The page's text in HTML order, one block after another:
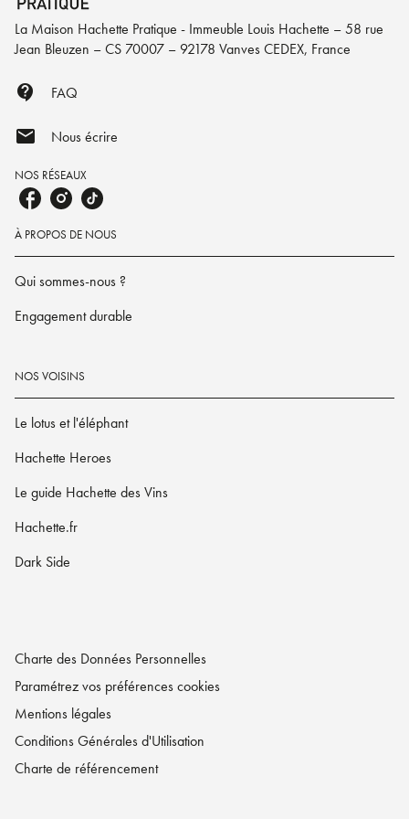
La Maison Hachette Pratique - Immeuble Louis Hachette – 58 rue
Jean Bleuzen – CS 70007 – 92178 Vanves CEDEX, France
contact_support FAQ
mail Nous écrire
NOS RÉSEAUX
À PROPOS DE NOUS
Qui sommes-nous ?
Engagement durable
NOS VOISINS
Le lotus et l'éléphant
Hachette Heroes
Le guide Hachette des Vins
Hachette.fr
Dark Side
Charte des Données Personnelles
Paramétrez vos préférences cookies
Mentions légales
Conditions Générales d'Utilisation
Charte de référencement